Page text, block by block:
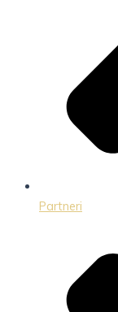
Partneri